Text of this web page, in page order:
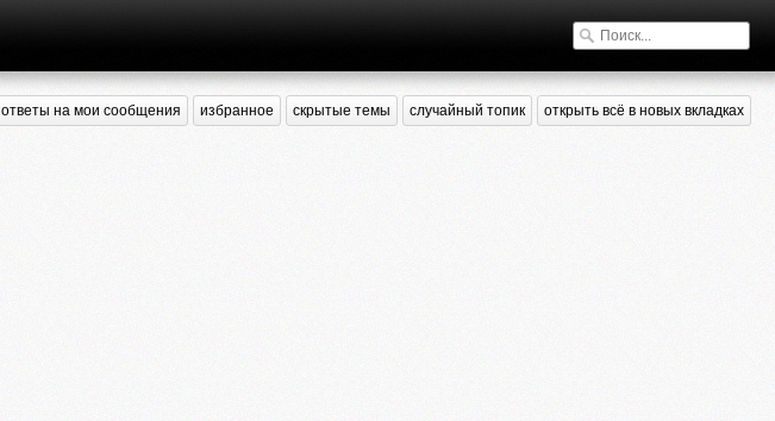
ответы на мои сообщения избранное скрытые темы случайный топик открыть всё в новых вкладках